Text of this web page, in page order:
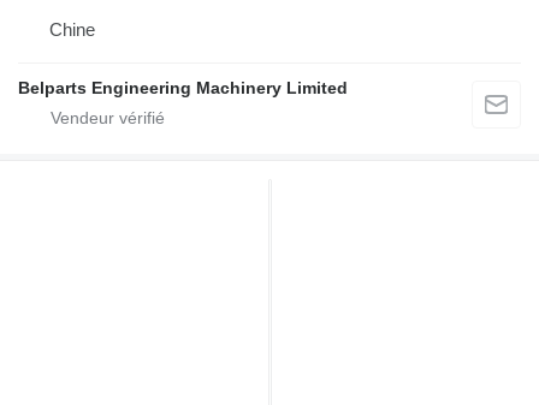
Chine
Belparts Engineering Machinery Limited